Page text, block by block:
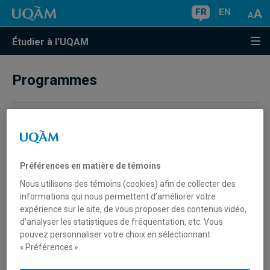
FR EN
Étudier à l'UQAM
Programmes
Où trouver son code de programme?
l'encadré du haut de la section présentation des
descriptions de programmes.
Les anciens codes de programmes peuvent être
consultés dans lesannuaires des programmes et des
cours (archives).
Préférences en matière de témoins
Nous utilisons des témoins (cookies) afin de collecter des
informations qui nous permettent d’améliorer votre
expérience sur le site, de vous proposer des contenus vidéo,
d’analyser les statistiques de fréquentation, etc. Vous
pouvez personnaliser votre choix en sélectionnant
« Préférences ».